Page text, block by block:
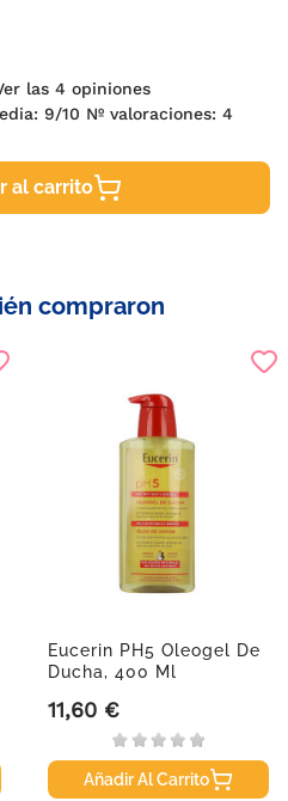
las 4 opiniones
9/10 Nº valoraciones: 4
al carrito
compraron
Eucerin PH5 Oleogel De
Ducha, 400 Ml
Precio
11,60 €
Añadir Al Carrito